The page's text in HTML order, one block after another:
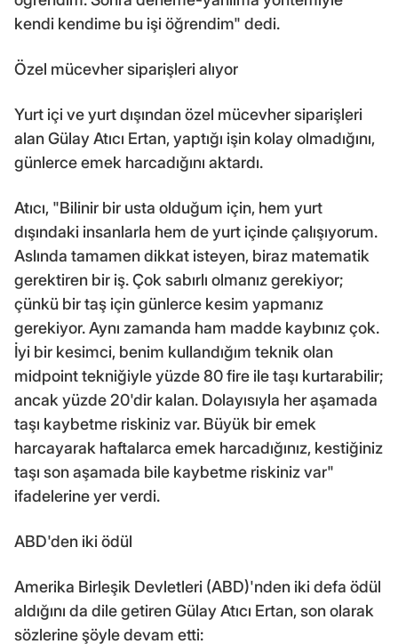
kendi kendime bu işi öğrendim" dedi.
Özel mücevher siparişleri alıyor
Yurt içi ve yurt dışından özel mücevher siparişleri
alan Gülay Atıcı Ertan, yaptığı işin kolay olmadığını,
günlerce emek harcadığını aktardı.
Atıcı, "Bilinir bir usta olduğum için, hem yurt
dışındaki insanlarla hem de yurt içinde çalışıyorum.
Aslında tamamen dikkat isteyen, biraz matematik
gerektiren bir iş. Çok sabırlı olmanız gerekiyor;
çünkü bir taş için günlerce kesim yapmanız
gerekiyor. Aynı zamanda ham madde kaybınız çok.
İyi bir kesimci, benim kullandığım teknik olan
midpoint tekniğiyle yüzde 80 fire ile taşı kurtarabilir;
ancak yüzde 20'dir kalan. Dolayısıyla her aşamada
taşı kaybetme riskiniz var. Büyük bir emek
harcayarak haftalarca emek harcadığınız, kestiğiniz
taşı son aşamada bile kaybetme riskiniz var"
ifadelerine yer verdi.
ABD'den iki ödül
Amerika Birleşik Devletleri (ABD)'nden iki defa ödül
aldığını da dile getiren Gülay Atıcı Ertan, son olarak
sözlerine şöyle devam etti: